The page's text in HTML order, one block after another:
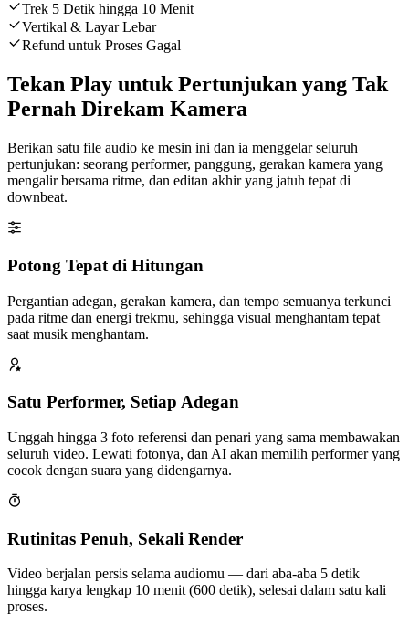
Trek 5 Detik hingga 10 Menit
Vertikal & Layar Lebar
Refund untuk Proses Gagal
Tekan Play untuk Pertunjukan yang Tak
Pernah Direkam Kamera
Berikan satu file audio ke mesin ini dan ia menggelar seluruh
pertunjukan: seorang performer, panggung, gerakan kamera yang
mengalir bersama ritme, dan editan akhir yang jatuh tepat di
downbeat.
Potong Tepat di Hitungan
Pergantian adegan, gerakan kamera, dan tempo semuanya terkunci
pada ritme dan energi trekmu, sehingga visual menghantam tepat
saat musik menghantam.
Satu Performer, Setiap Adegan
Unggah hingga 3 foto referensi dan penari yang sama membawakan
seluruh video. Lewati fotonya, dan AI akan memilih performer yang
cocok dengan suara yang didengarnya.
Rutinitas Penuh, Sekali Render
Video berjalan persis selama audiomu — dari aba-aba 5 detik
hingga karya lengkap 10 menit (600 detik), selesai dalam satu kali
proses.